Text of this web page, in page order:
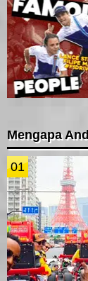
Mengapa
01